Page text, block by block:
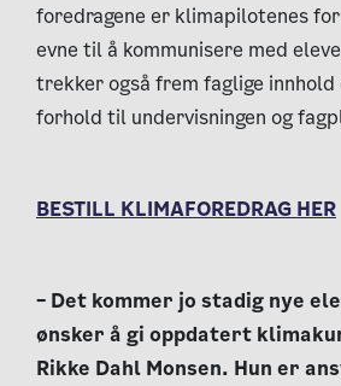
foredragene er klimapilotenes
evne til å kommunisere med
trekker også frem faglige innhold
forhold til undervisningen og
BESTILL KLIMAFOREDRAG HER
– Det kommer jo stadig nye
ønsker å gi oppdatert
Rikke Dahl Monsen. Hun er